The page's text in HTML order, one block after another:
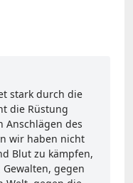
stark durch die
die Rüstung
Anschlägen des
wir haben nicht
Blut zu kämpfen,
gegen